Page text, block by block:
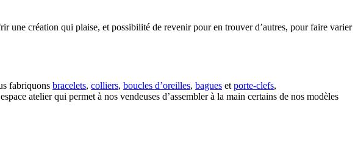
une création qui plaise, et possibilité de revenir pour en trouver d’autres, pour faire varier
fabriquons bracelets, colliers, boucles d’oreilles, bagues et porte-clefs,
atelier qui permet à nos vendeuses d’assembler à la main certains de nos modèles